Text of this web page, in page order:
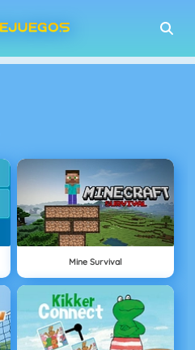
Mine Survival